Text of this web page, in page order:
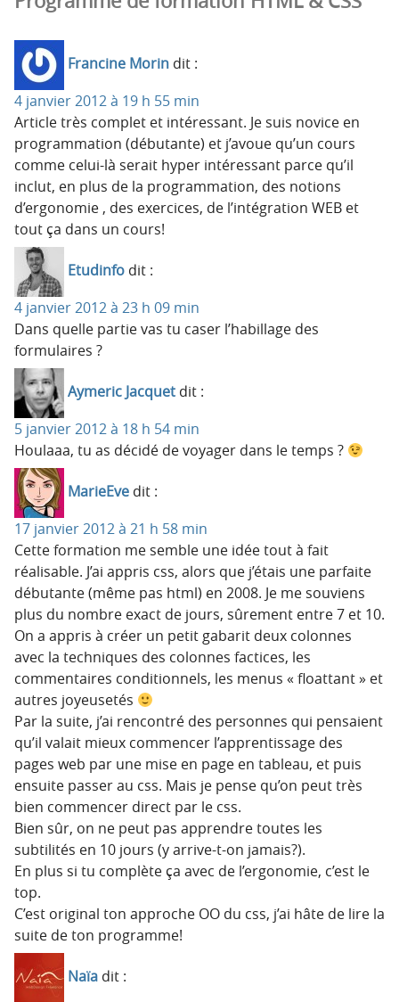
Francine Morin dit :
4 janvier 2012 à 19 h 55 min
Article très complet et intéressant. Je suis novice en
programmation (débutante) et j’avoue qu’un cours
comme celui-là serait hyper intéressant parce qu’il
inclut, en plus de la programmation, des notions
d’ergonomie , des exercices, de l’intégration WEB et
tout ça dans un cours!
Etudinfo dit :
4 janvier 2012 à 23 h 09 min
Dans quelle partie vas tu caser l’habillage des
formulaires ?
Aymeric Jacquet dit :
5 janvier 2012 à 18 h 54 min
Houlaaa, tu as décidé de voyager dans le temps ?
MarieEve dit :
17 janvier 2012 à 21 h 58 min
Cette formation me semble une idée tout à fait
réalisable. J’ai appris css, alors que j’étais une parfaite
débutante (même pas html) en 2008. Je me souviens
plus du nombre exact de jours, sûrement entre 7 et 10.
On a appris à créer un petit gabarit deux colonnes
avec la techniques des colonnes factices, les
commentaires conditionnels, les menus « floattant » et
autres joyeusetés
Par la suite, j’ai rencontré des personnes qui pensaient
qu’il valait mieux commencer l’apprentissage des
pages web par une mise en page en tableau, et puis
ensuite passer au css. Mais je pense qu’on peut très
bien commencer direct par le css.
Bien sûr, on ne peut pas apprendre toutes les
subtilités en 10 jours (y arrive-t-on jamais?).
En plus si tu complète ça avec de l’ergonomie, c’est le
top.
C’est original ton approche OO du css, j’ai hâte de lire la
suite de ton programme!
Naïa dit :